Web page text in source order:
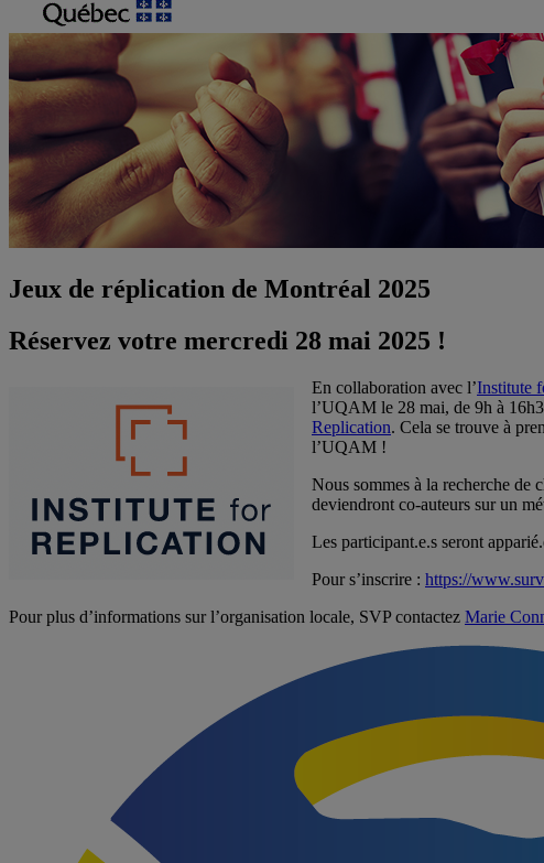
Jeux de réplication de Montréal 2025
Réservez votre mercredi 28 mai 2025 !
En collaboration avec l’Institute
l’UQAM le 28 mai, de 9h à
Replication. Cela se trouve à
l’UQAM !
Nous sommes à la recherche de
deviendront co-auteurs sur un
Les participant.e.s seront
Pour s’inscrire : https://
Pour plus d’informations sur l’organisation locale, SVP contactez Marie